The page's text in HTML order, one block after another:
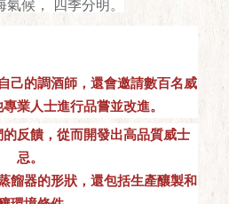
氣候， 四季分明。
己的調酒師，還會邀請數百名威
業人士進行品嘗並改進。
反饋，從而開發出高品質威士
忌。
餾器的形狀，還包括生產釀製和